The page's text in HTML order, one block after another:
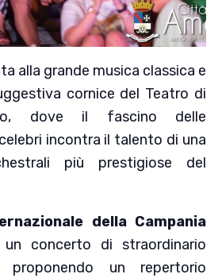
alla grande musica classica e
cornice del Teatro di
dove il fascino delle
incontra il talento di una
più prestigiose del
della Campania
concerto di straordinario
proponendo un repertorio